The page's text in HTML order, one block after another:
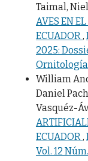
Taimal,
AVES EN
ECUADOR ,
2025:
Ornitología
William
Daniel
Vasquéz-
ECUADOR ,
Vol. 12 Núm.